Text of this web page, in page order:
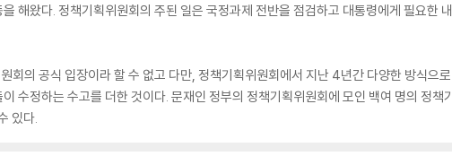
해왔다. 정책기획위원회의 주된 일은 국정과제 전반을 점검하고 대통령에게 필요한
회의 공식 입장이라 할 수 없고 다만, 정책기획위원회에서 지난 4년간 다양한 방식으
수정하는 수고를 더한 것이다. 문재인 정부의 정책기획위원회에 모인 백여 명의 정책
있다.